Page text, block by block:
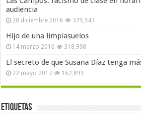
audiencia
28 diciembre 2016 379,943
Hijo de una limpiasuelos
14 marzo 2016 318,998
El secreto de que Susana Díaz tenga
22 mayo 2017 162,899
Etiquetas